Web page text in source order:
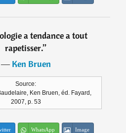
a tendance a tout
rapetisser.”
―Ken Bruen
Source:
Ken Bruen, éd. Fayard,
2007, p. 53
WhatsApp Image